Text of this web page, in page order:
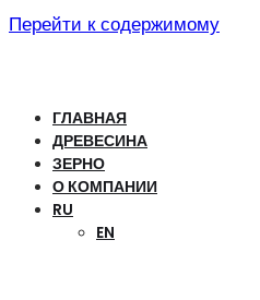
Перейти к содержимому
ГЛАВНАЯ
ДРЕВЕСИНА
ЗЕРНО
О КОМПАНИИ
RU
EN